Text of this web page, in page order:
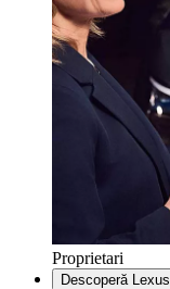
Proprietari
Descoperă Lexus